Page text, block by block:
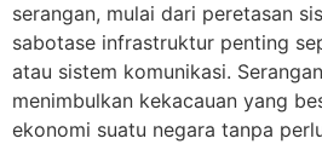
serangan, mulai dari peretasan
sabotase infrastruktur penting
atau sistem komunikasi.
menimbulkan kekacauan yang
ekonomi suatu negara tanpa